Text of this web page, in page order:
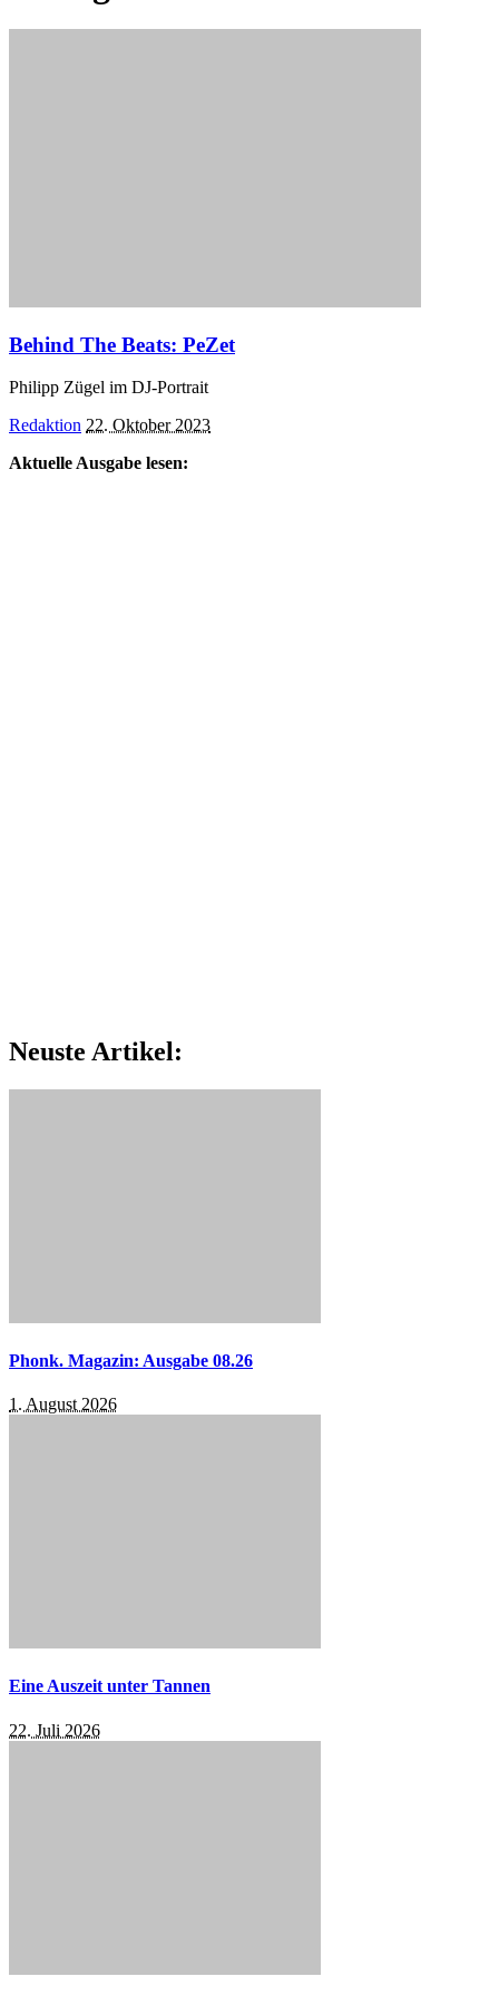
Behind The Beats: PeZet
Philipp Zügel im DJ-Portrait
Posted
Redaktion 22. Oktober 2023
Aktuelle Ausgabe lesen:
Neuste Artikel:
Phonk. Magazin: Ausgabe 08.26
1. August 2026
Eine Auszeit unter Tannen
22. Juli 2026